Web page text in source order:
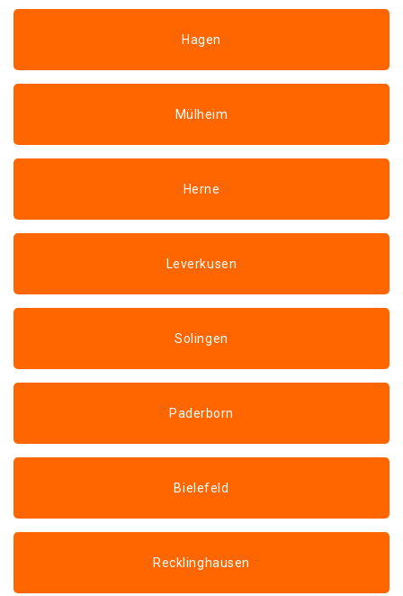
Hagen
Mülheim
Herne
Leverkusen
Solingen
Paderborn
Bielefeld
Recklinghausen